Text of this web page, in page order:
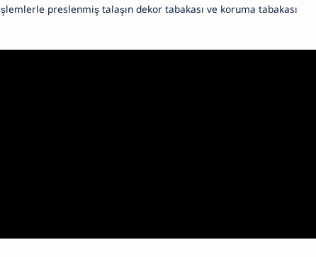
preslenmiş talaşın dekor tabakası ve koruma tabakası